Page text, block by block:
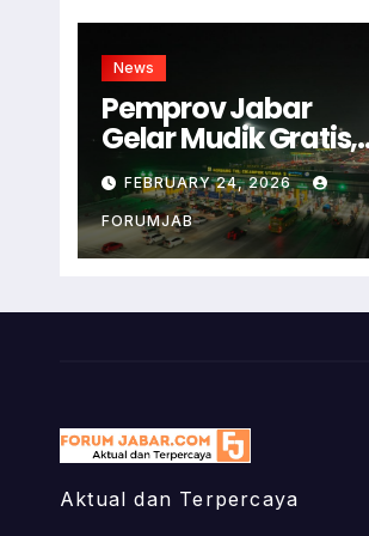
News
Pemprov Jabar
Gelar Mudik Gratis,
Begini Cara
Daftarnya!
FEBRUARY 24, 2026
FORUMJAB
Aktual dan Terpercaya